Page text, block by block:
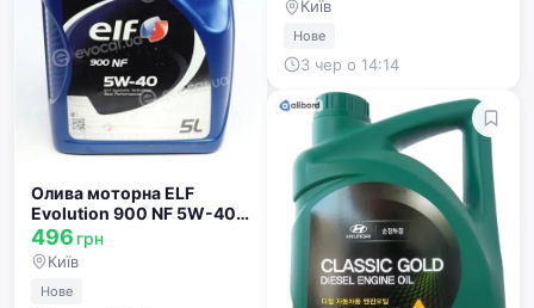
Олива моторна ELF
Evolution 900 NF 5W-40
(Бочка 60л) 194785
496 грн
Київ
Нове
Київ
Нове
3 чер о 14:14